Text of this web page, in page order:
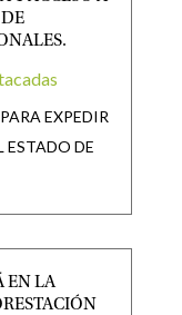
EXPEDIR
ESTADO DE
EN LA